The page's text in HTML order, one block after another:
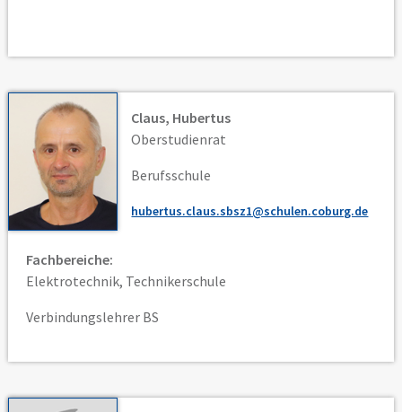
Claus, Hubertus
Oberstudienrat
Berufsschule
hubertus.claus.sbsz1@schulen.coburg.de
Fachbereiche:
Elektrotechnik, Technikerschule
Verbindungslehrer BS